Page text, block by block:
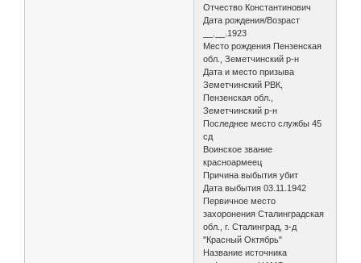
Отчество Константинович
Дата рождения/Возраст
__.__.1923
Место рождения Пензенская
обл., Земетчинский р-н
Дата и место призыва
Земетчинский РВК,
Пензенская обл.,
Земетчинский р-н
Последнее место службы 45
сд
Воинское звание
красноармеец
Причина выбытия убит
Дата выбытия 03.11.1942
Первичное место
захоронения Сталинградская
обл., г. Сталинград, з-д
"Красный Октябрь"
Название источника